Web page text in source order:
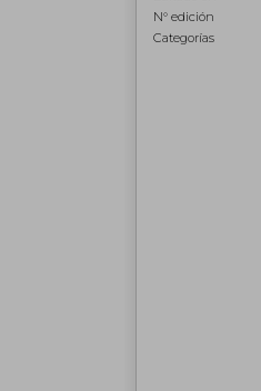
N° edición
Categorías